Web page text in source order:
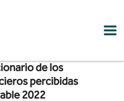
de los
percibidas
2022